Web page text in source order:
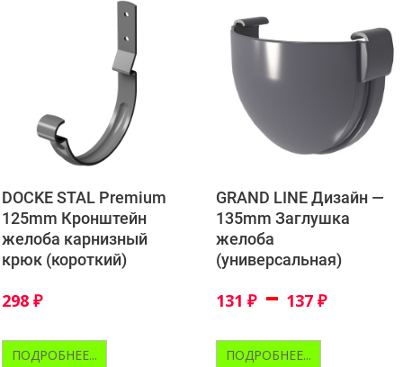
DOCKE STAL Premium
125mm Кронштейн
желоба карнизный
крюк (короткий)
298 ₽
ПОДРОБНЕЕ...
GRAND LINE Дизайн —
135mm Заглушка
желоба
(универсальная)
131 ₽ – 137 ₽
ПОДРОБНЕЕ...